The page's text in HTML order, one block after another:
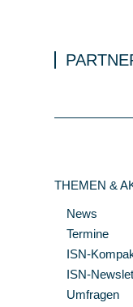
THEMEN &
News
Termine
ISN-
ISN-
Umfragen